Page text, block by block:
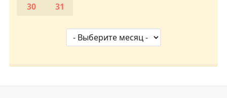
30
31